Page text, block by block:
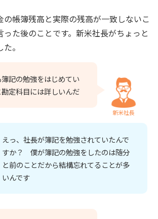
の帳簿残高と実際の残高が一致しないこ
った後のことです。新米社長がちょっと
。
記の勉強をはじめてい
定科目には詳しいんだ
新米社長
えっ、社長が簿記を勉強されていたんで
すか？ 僕が簿記の勉強をしたのは随分
と前のことだから結構忘れてることが多
いんです